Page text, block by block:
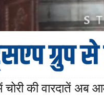
चोरी की वारदातें अब